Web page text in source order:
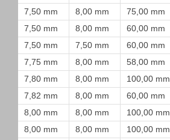
7,50 mm
8,00 mm 75,00 mm
7,50 mm
8,00 mm 60,00 mm
7,50 mm
7,50 mm 60,00 mm
7,75 mm
8,00 mm 58,00 mm
7,80 mm
8,00 mm 100,00 mm
7,82 mm
8,00 mm 60,00 mm
8,00 mm
8,00 mm 100,00 mm
8,00 mm
8,00 mm 100,00 mm